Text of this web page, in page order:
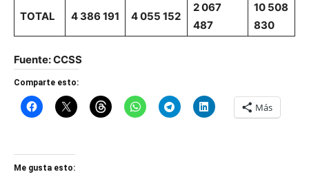
TOTAL 4 386 191 4 055 152
2 067
487
10 508
830
Fuente: CCSS
Comparte esto:
Más
Me gusta esto: